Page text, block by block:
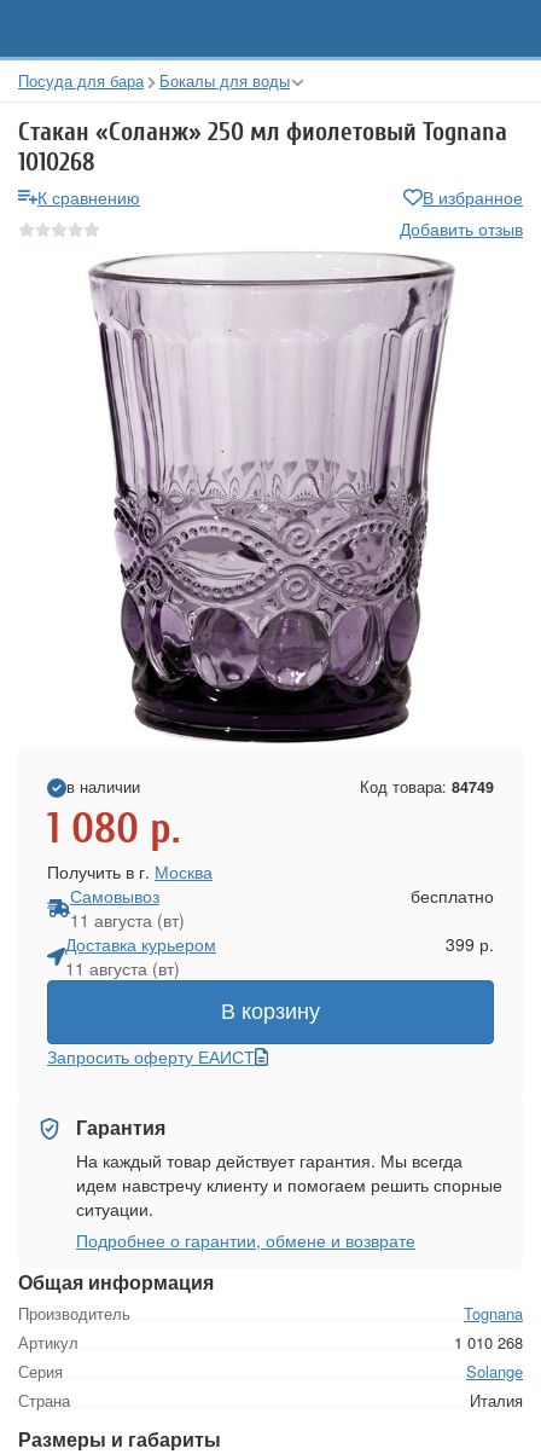
Посуда для бара Бокалы для воды
Стакан «Соланж» 250 мл фиолетовый Tognana
1010268
К сравнению
В избранное
Добавить отзыв
Общая информация
Производитель
Tognana
Артикул
1 010 268
Серия
Solange
Страна
Италия
Размеры и габариты
в наличии Код товара: 84749
1 080 р.
Получить в г. Москва
Самовывоз
11 августа (вт)
бесплатно
Доставка курьером
11 августа (вт)
399 р.
В корзину
Запросить оферту ЕАИСТ
Гарантия
На каждый товар действует гарантия. Мы всегда
идем навстречу клиенту и помогаем решить спорные
ситуации.
Подробнее о гарантии, обмене и возврате